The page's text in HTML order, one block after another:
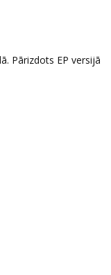
Pārizdots EP versijā